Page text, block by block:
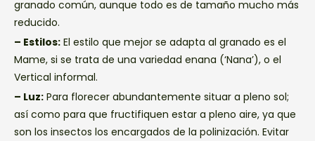
granado común, aunque todo es de tamaño mucho más
reducido.
– Estilos: El estilo que mejor se adapta al granado es el
Mame, si se trata de una variedad enana (‘Nana’), o el
Vertical informal.
– Luz: Para florecer abundantemente situar a pleno sol;
así como para que fructifiquen estar a pleno aire, ya que
son los insectos los encargados de la polinización. Evitar